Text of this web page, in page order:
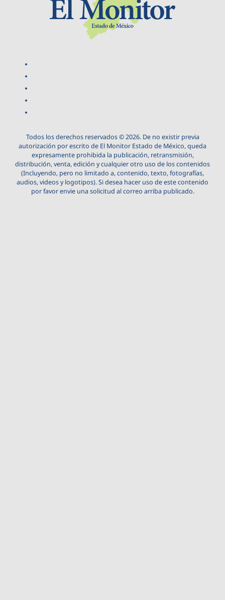
Todos los derechos reservados © 2026. De no existir previa
autorización por escrito de El Monitor Estado de México, queda
expresamente prohibida la publicación, retransmisión,
distribución, venta, edición y cualquier otro uso de los contenidos
(Incluyendo, pero no limitado a, contenido, texto, fotografías,
audios, videos y logotipos). Si desea hacer uso de este contenido
por favor envie una solicitud al correo arriba publicado.